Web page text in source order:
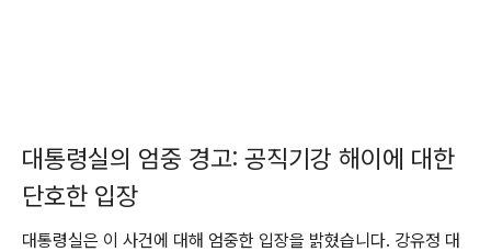
대통령실의 엄중 경고: 공직기강 해이에 대한
단호한 입장
대통령실은 이 사건에 대해 엄중한 입장을 밝혔습니다. 강유정 대